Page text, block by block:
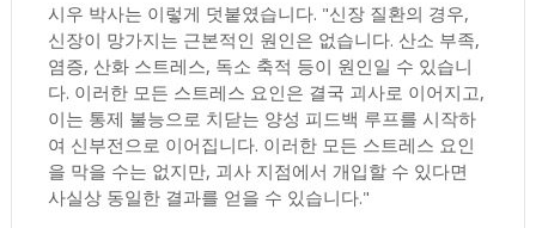
시우 박사는 이렇게 덧붙였습니다. "신장 질환의 경우,
신장이 망가지는 근본적인 원인은 없습니다. 산소 부족,
염증, 산화 스트레스, 독소 축적 등이 원인일 수 있습니
다. 이러한 모든 스트레스 요인은 결국 괴사로 이어지고,
이는 통제 불능으로 치닫는 양성 피드백 루프를 시작하
여 신부전으로 이어집니다. 이러한 모든 스트레스 요인
을 막을 수는 없지만, 괴사 지점에서 개입할 수 있다면
사실상 동일한 결과를 얻을 수 있습니다."